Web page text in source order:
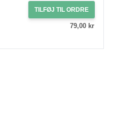
TILFØJ TIL ORDRE
79,00 kr